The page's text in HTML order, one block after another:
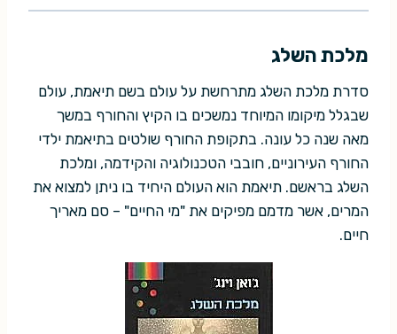
מלכת השלג
סדרת מלכת השלג מתרחשת על עולם בשם תיאמת, עולם
שבגלל מיקומו המיוחד נמשכים בו הקיץ והחורף במשך
מאה שנה כל עונה. בתקופת החורף שולטים בתיאמת ילדי
החורף העירוניים, חובבי הטכנולוגיה והקידמה, ומלכת
השלג בראשם. תיאמת הוא העולם היחיד בו ניתן למצוא את
המרים, אשר מדמם מפיקים את "מי החיים" – סם מאריך
חיים.